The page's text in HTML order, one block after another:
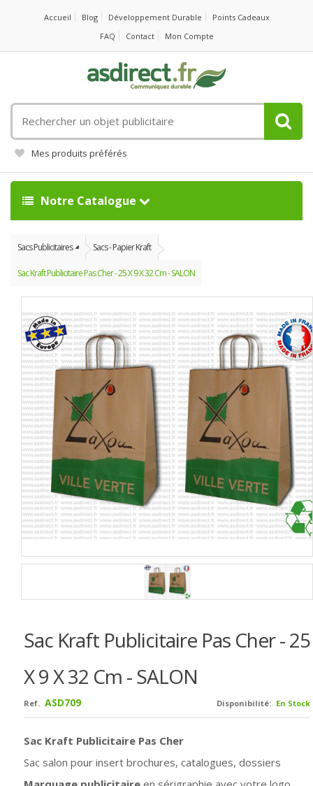
Accueil Blog Développement Durable
Points Cadeaux
FAQ
Contact Mon Compte
un
objet
publicitaire
Mes produits préférés
Notre Catalogue
Sacs Publicitaires Sacs - Papier Kraft
Sac Kraft Publicitaire Pas Cher - 25 X 9 X 32 Cm - SALON
Sac Kraft Publicitaire Pas Cher - 25
X 9 X 32 Cm - SALON
Disponibilité: En Stock
Ref. ASD709
Sac Kraft Publicitaire Pas Cher
Sac salon pour insert brochures, catalogues, dossiers